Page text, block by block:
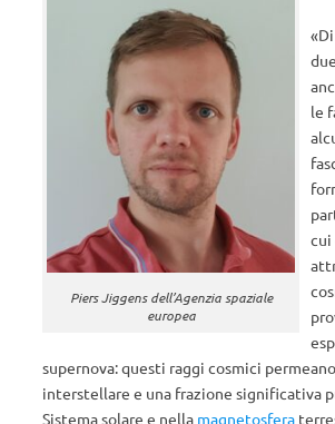
Piers Jiggens dell’Agenzia spaziale
europea
le
cui
supernova: questi raggi cosmici
interstellare e una frazione significativa
Sistema solare e nella magnetosfera